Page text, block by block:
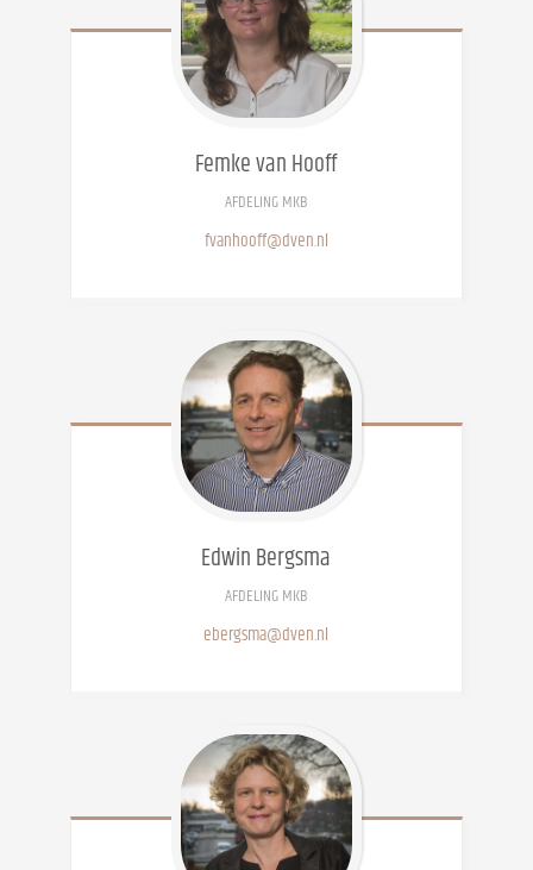
Femkevan Hooff
AFDELING MKB
fvanhooff@dven.nl
EdwinBergsma
AFDELING MKB
ebergsma@dven.nl